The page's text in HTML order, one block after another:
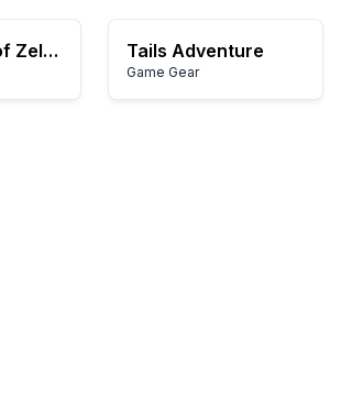
The Legend of Zelda: Spirit Tracks Tails Adventure
Game Gear